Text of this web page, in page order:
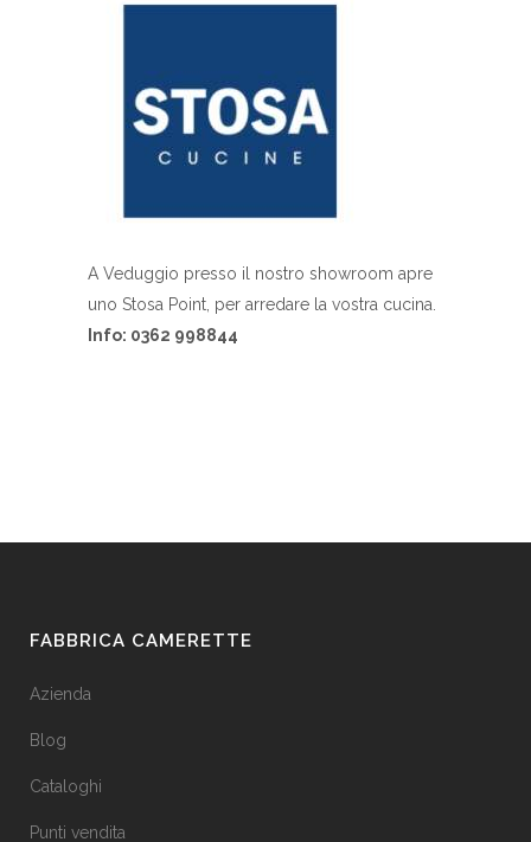
A Veduggio presso il nostro showroom apre
uno Stosa Point, per arredare la vostra cucina.
Info: 0362 998844
FABBRICA CAMERETTE
Azienda
Blog
Cataloghi
Punti vendita